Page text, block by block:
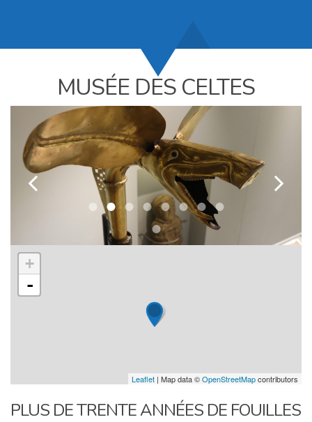
MUSÉE DES CELTES
k l
+
-
Leaflet | Map data ©OpenStreetMapcontributors
PLUS DE TRENTE ANNÉES DE FOUILLES